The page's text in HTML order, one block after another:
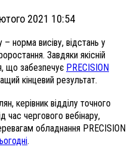
2021 10:54
норма висіву, відстань у
Завдяки якісній
що забезпечує PRECISION
кінцевий результат.
керівник відділу точного
час чергового вебінару,
обладнання PRECISION
.